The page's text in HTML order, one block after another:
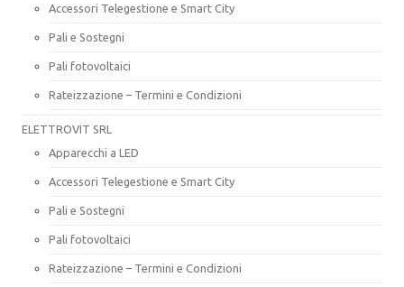
Accessori Telegestione e Smart City
Pali e Sostegni
Pali fotovoltaici
Rateizzazione – Termini e Condizioni
ELETTROVIT SRL
Apparecchi a LED
Accessori Telegestione e Smart City
Pali e Sostegni
Pali fotovoltaici
Rateizzazione – Termini e Condizioni